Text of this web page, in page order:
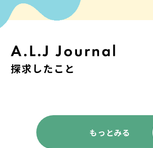
探求したこと
もっとみる